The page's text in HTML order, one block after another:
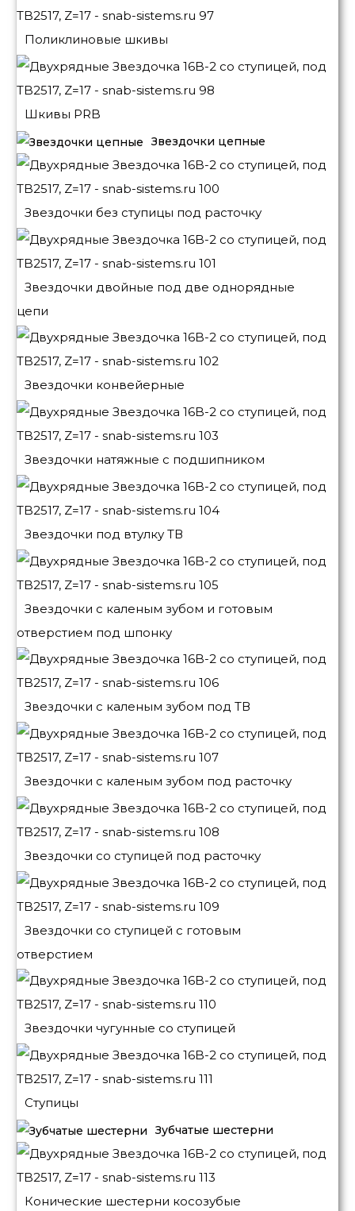
Поликлиновые шкивы
Шкивы PRB
Звездочки цепные
Звездочки без ступицы под расточку
Звездочки двойные под две однорядные
цепи
Звездочки конвейерные
Звездочки натяжные с подшипником
Звездочки под втулку ТВ
Звездочки с каленым зубом и готовым
отверстием под шпонку
Звездочки с каленым зубом под ТВ
Звездочки с каленым зубом под расточку
Звездочки со ступицей под расточку
Звездочки со ступицей с готовым
отверстием
Звездочки чугунные со ступицей
Ступицы
Зубчатые шестерни
Конические шестерни косозубые